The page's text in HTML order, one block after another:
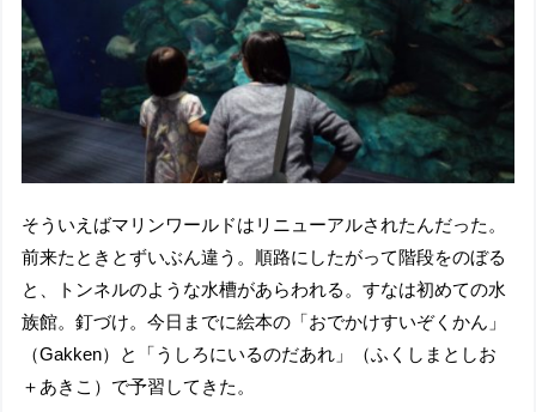
そういえばマリンワールドはリニューアルされたんだった。
前来たときとずいぶん違う。順路にしたがって階段をのぼる
と、トンネルのような水槽があらわれる。すなは初めての水
族館。釘づけ。今日までに絵本の「おでかけすいぞくかん」
（Gakken）と「うしろにいるのだあれ」（ふくしまとしお
＋あきこ）で予習してきた。